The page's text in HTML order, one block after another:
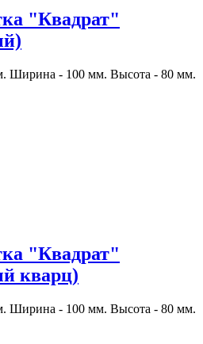
"Квадрат"
Ширина - 100 мм. Высота - 80 мм.
"Квадрат"
кварц)
Ширина - 100 мм. Высота - 80 мм.